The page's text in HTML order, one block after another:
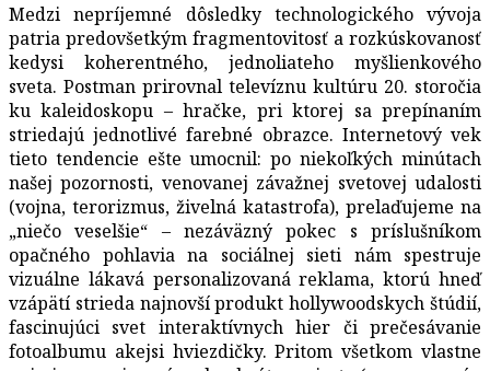
Medzi nepríjemné dôsledky technologického vývoja
patria predovšetkým fragmentovitosť a rozkúskovanosť
kedysi koherentného, jednoliateho myšlienkového
sveta. Postman prirovnal televíznu kultúru 20. storočia
ku kaleidoskopu – hračke, pri ktorej sa prepínaním
striedajú jednotlivé farebné obrazce. Internetový vek
tieto tendencie ešte umocnil: po niekoľkých minútach
našej pozornosti, venovanej závažnej svetovej udalosti
(vojna, terorizmus, živelná katastrofa), prelaďujeme na
„niečo veselšie“ – nezáväzný pokec s príslušníkom
opačného pohlavia na sociálnej sieti nám spestruje
vizuálne lákavá personalizovaná reklama, ktorú hneď
vzápätí strieda najnovší produkt hollywoodskych štúdií,
fascinujúci svet interaktívnych hier či prečesávanie
fotoalbumu akejsi hviezdičky. Pritom všetkom vlastne